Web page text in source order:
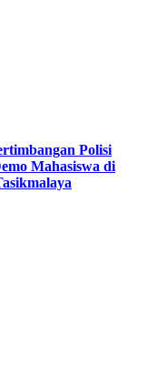
Polisi
Mahasiswa di